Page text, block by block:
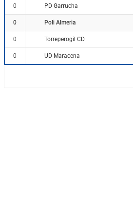
0 PD Garrucha
0 Poli Almeria
0 Torreperogil CD
0 UD Maracena